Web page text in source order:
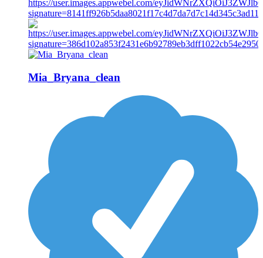
Mia_Bryana_clean